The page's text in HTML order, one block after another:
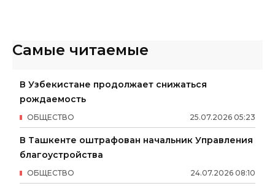
Самые читаемые
В Узбекистане продолжает снижаться
рождаемость
25.07.2026 05:23
ОБЩЕСТВО
В Ташкенте оштрафован начальник Управления
благоустройства
24.07.2026 08:10
ОБЩЕСТВО